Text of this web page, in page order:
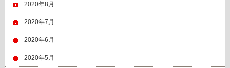
2020年8月
2020年7月
2020年6月
2020年5月